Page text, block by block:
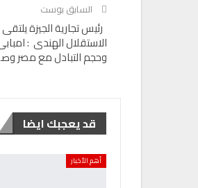
السابق بوست
رئيس تجارية الجيزة
الاستقلال الهندى :
وحجم التبادل مع مصر وصل الى 7.3
قد يعجبك ايضا
أهم الأخبار